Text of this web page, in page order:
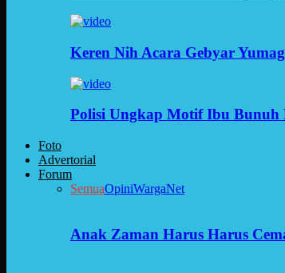
Keren Nih Acara Gebyar
Polisi Ungkap Motif Ibu
Foto
Advertorial
Forum
SemuaOpiniWargaNet
Anak Zaman Harus Harus